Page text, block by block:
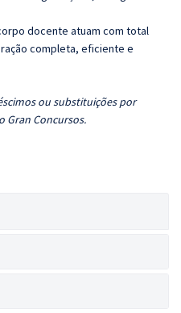
docente atuam com total
completa, eficiente e
ou substituições por
Gran Concursos.